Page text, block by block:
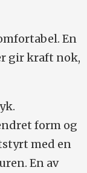
En
gir kraft nok,
form og
med en
En av